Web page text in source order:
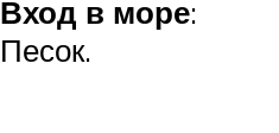
Вход в море:
Песок.